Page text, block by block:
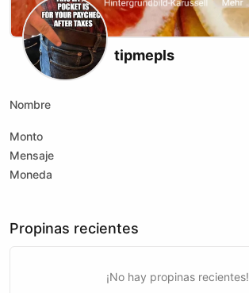
tipmepls
Nombre
Monto
Mensaje
Moneda
Propinas recientes
¡No hay propinas recientes!